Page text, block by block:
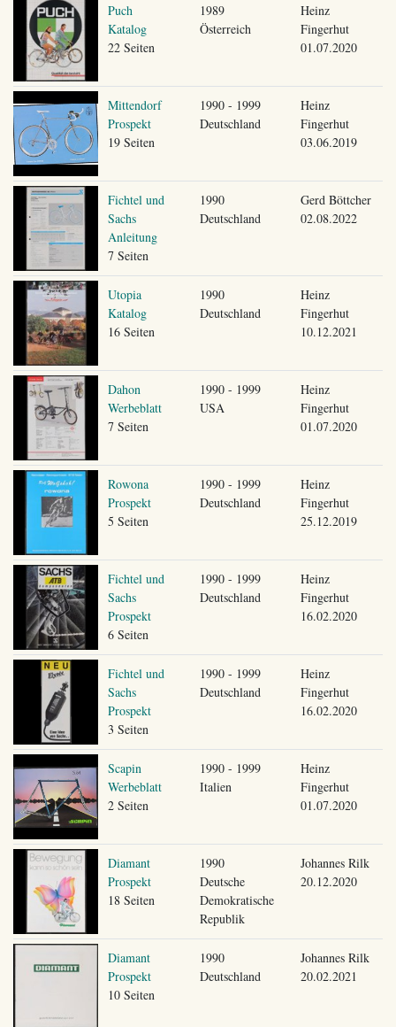
Puch
Katalog
22 Seiten
1989
Österreich
Heinz
Fingerhut
01.07.2020
Mittendorf
Prospekt
19 Seiten
1990 - 1999
Deutschland
Heinz
Fingerhut
03.06.2019
Fichtel und
Sachs
Anleitung
7 Seiten
1990
Deutschland
Gerd Böttcher
02.08.2022
Utopia
Katalog
16 Seiten
1990
Deutschland
Heinz
Fingerhut
10.12.2021
Dahon
Werbeblatt
7 Seiten
1990 - 1999
USA
Heinz
Fingerhut
01.07.2020
Rowona
Prospekt
5 Seiten
1990 - 1999
Deutschland
Heinz
Fingerhut
25.12.2019
Fichtel und
Sachs
Prospekt
6 Seiten
1990 - 1999
Deutschland
Heinz
Fingerhut
16.02.2020
Fichtel und
Sachs
Prospekt
3 Seiten
1990 - 1999
Deutschland
Heinz
Fingerhut
16.02.2020
Scapin
Werbeblatt
2 Seiten
1990 - 1999
Italien
Heinz
Fingerhut
01.07.2020
Diamant
Prospekt
18 Seiten
1990
Deutsche
Demokratische
Republik
Johannes Rilk
20.12.2020
Diamant
Prospekt
10 Seiten
1990
Deutschland
Johannes Rilk
20.02.2021